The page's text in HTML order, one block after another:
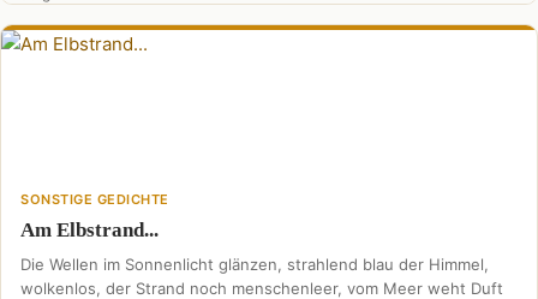
SONSTIGE GEDICHTE
Am Elbstrand...
Die Wellen im Sonnenlicht glänzen, strahlend blau der Himmel,
wolkenlos, der Strand noch menschenleer, vom Meer weht Duft